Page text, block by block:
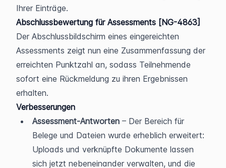
Ihrer Einträge.
Abschlussbewertung für Assessments [NG-4863]
Der Abschlussbildschirm eines eingereichten
Assessments zeigt nun eine Zusammenfassung der
erreichten Punktzahl an, sodass Teilnehmende
sofort eine Rückmeldung zu ihren Ergebnissen
erhalten.
Verbesserungen
Assessment-Antworten – Der Bereich für
Belege und Dateien wurde erheblich erweitert:
Uploads und verknüpfte Dokumente lassen
sich jetzt nebeneinander verwalten, und die